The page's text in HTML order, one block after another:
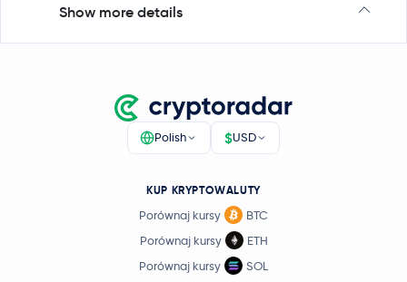
Show more details
Polish $USD
KUP KRYPTOWALUTY
Porównaj kursy
BTC
Porównaj kursy
ETH
Porównaj kursy
SOL